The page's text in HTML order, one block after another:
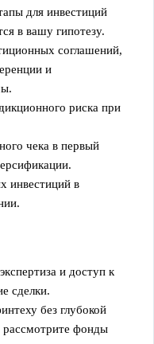
для инвестиций
в вашу гипотезу.
соглашений,
и
риска при
чека в первый
инвестиций в
и доступ к
сделки.
без глубокой
рассмотрите фонды